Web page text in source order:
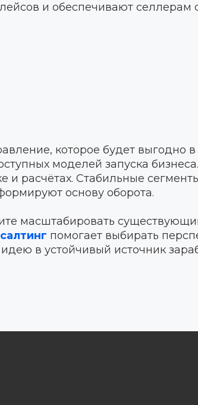
и обеспечивают селлерам
которое будет выгодно
моделей запуска
и расчётах. Стабильные
основу оборота.
масштабировать
помогает выбирать
в устойчивый источник